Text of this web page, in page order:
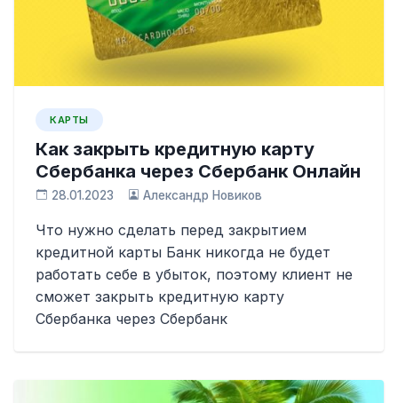
КАРТЫ
Как закрыть кредитную карту
Сбербанка через Сбербанк Онлайн
28.01.2023 Александр Новиков
Что нужно сделать перед закрытием
кредитной карты Банк никогда не будет
работать себе в убыток, поэтому клиент не
сможет закрыть кредитную карту
Сбербанка через Сбербанк